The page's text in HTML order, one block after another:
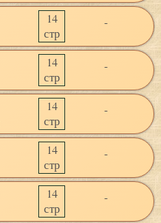
14
стр
-
14
стр
-
14
стр
-
14
стр
-
14
стр
-